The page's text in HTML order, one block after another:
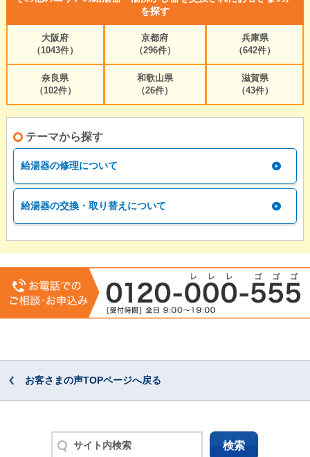
を探す
大阪府
（1043件）
京都府
（296件）
兵庫県
（642件）
奈良県
（102件）
和歌山県
（26件）
滋賀県
（43件）
テーマから探す
給湯器の修理について
給湯器の交換・取り替えについて
お客さまの声TOPページへ戻る